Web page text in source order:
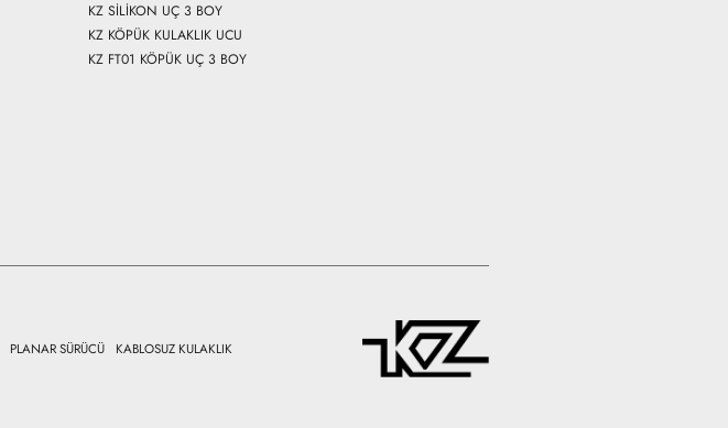
KZ SİLİKON UÇ 3 BOY
KZ KÖPÜK KULAKLIK UCU
KZ FT01 KÖPÜK UÇ 3 BOY
PLANAR SÜRÜCÜ KABLOSUZ KULAKLIK